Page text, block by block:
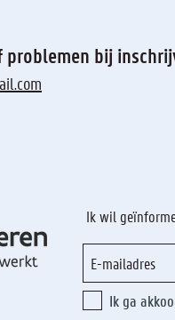
problemen bij
Ik wil
Ik ga